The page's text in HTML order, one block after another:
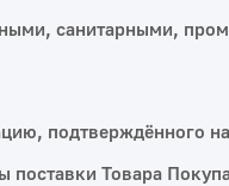
санитарными,
подтверждённого
поставки Товара